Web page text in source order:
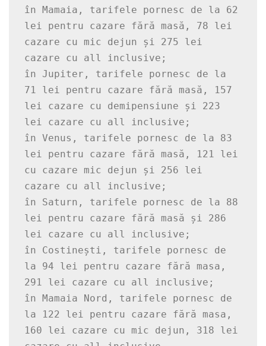
în Mamaia, tarifele pornesc de la 62
lei pentru cazare fără masă, 78 lei
cazare cu mic dejun și 275 lei
cazare cu all inclusive;
în Jupiter, tarifele pornesc de la
71 lei pentru cazare fără masă, 157
lei cazare cu demipensiune și 223
lei cazare cu all inclusive;
în Venus, tarifele pornesc de la 83
lei pentru cazare fără masă, 121 lei
cu cazare mic dejun și 256 lei
cazare cu all inclusive;
în Saturn, tarifele pornesc de la 88
lei pentru cazare fără masă și 286
lei cazare cu all inclusive;
în Costinești, tarifele pornesc de
la 94 lei pentru cazare fără masa,
291 lei cazare cu all inclusive;
în Mamaia Nord, tarifele pornesc de
la 122 lei pentru cazare fără masa,
160 lei cazare cu mic dejun, 318 lei